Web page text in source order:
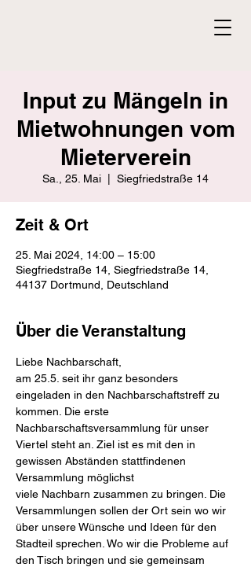
Input zu Mängeln in
Mietwohnungen vom
Mieterverein
Sa., 25. Mai Siegfriedstraße 14
Zeit & Ort
25. Mai 2024, 14:00 – 15:00
Siegfriedstraße 14, Siegfriedstraße 14,
44137 Dortmund, Deutschland
Über die Veranstaltung
Liebe Nachbarschaft,
am 25.5. seit ihr ganz besonders
eingeladen in den Nachbarschaftstreff zu
kommen. Die erste
Nachbarschaftsversammlung für unser
Viertel steht an. Ziel ist es mit den in
gewissen Abständen stattfindenen
Versammlung möglichst
viele Nachbarn zusammen zu bringen. Die
Versammlungen sollen der Ort sein wo wir
über unsere Wünsche und Ideen für den
Stadteil sprechen. Wo wir die Probleme auf
den Tisch bringen und sie gemeinsam